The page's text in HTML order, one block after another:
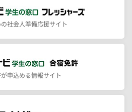
社会人準備応援サイト
申込める情報サイト